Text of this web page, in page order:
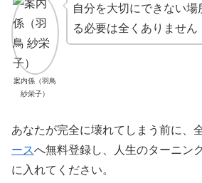
案内係（羽鳥
紗栄子）
自分を大切にできない
る必要は全くありません
あなたが完全に壊れてしまう前に、
ースへ無料登録し、人生のターニン
に入れてください。